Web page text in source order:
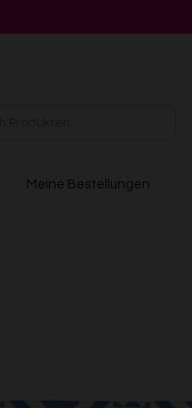
Meine Bestellungen